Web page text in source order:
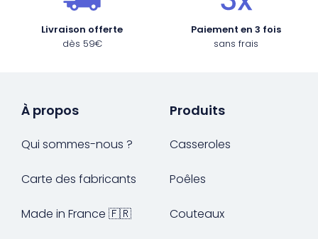
Livraison offerte
dès 59€
Paiement en 3 fois
sans frais
À propos
Qui sommes-nous ?
Carte des fabricants
Made in France 🇫🇷
Produits
Casseroles
Poêles
Couteaux